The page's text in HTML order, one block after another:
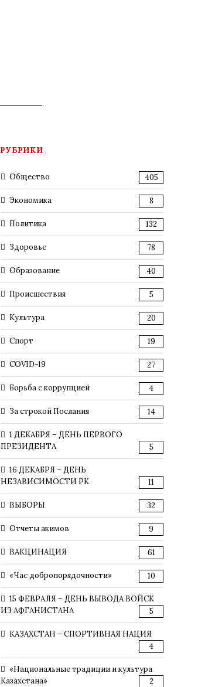
РУБРИКИ
Общество 405
Экономика 8
Политика 132
Здоровье 78
Образование 40
Происшествия 5
Культура 20
Спорт 19
COVID-19 27
Борьба с коррупцией 4
За строкой Послания 14
1 ДЕКАБРЯ – ДЕНЬ ПЕРВОГО
ПРЕЗИДЕНТА
5
16 ДЕКАБРЯ – ДЕНЬ
НЕЗАВИСИМОСТИ РК
11
ВЫБОРЫ 32
Отчеты акимов 9
ВАКЦИНАЦИЯ 61
«Час добропорядочности» 10
15 ФЕВРАЛЯ – ДЕНЬ ВЫВОДА ВОЙСК
ИЗ АФГАНИСТАНА
5
КАЗАХСТАН – СПОРТИВНАЯ НАЦИЯ
4
«Национальные традиции и культура
Казахстана»
2